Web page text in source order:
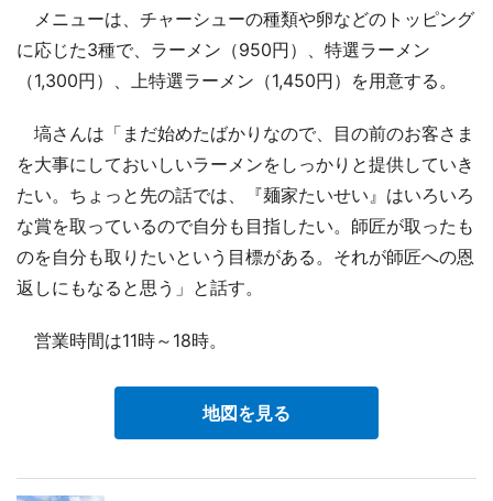
メニューは、チャーシューの種類や卵などのトッピング
に応じた3種で、ラーメン（950円）、特選ラーメン
（1,300円）、上特選ラーメン（1,450円）を用意する。
塙さんは「まだ始めたばかりなので、目の前のお客さま
を大事にしておいしいラーメンをしっかりと提供していき
たい。ちょっと先の話では、『麺家たいせい』はいろいろ
な賞を取っているので自分も目指したい。師匠が取ったも
のを自分も取りたいという目標がある。それが師匠への恩
返しにもなると思う」と話す。
営業時間は11時～18時。
地図を見る